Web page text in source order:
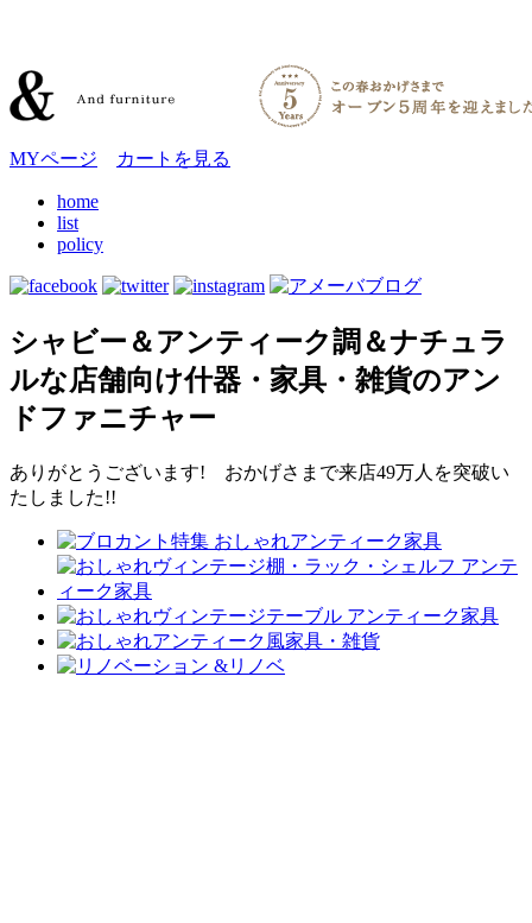
MYページ カートを見る
home
list
policy
シャビー＆アンティーク調＆ナチュラ
ルな店舗向け什器・家具・雑貨のアン
ドファニチャー
ありがとうございます! おかげさまで来店49万人を突破い
たしました!!